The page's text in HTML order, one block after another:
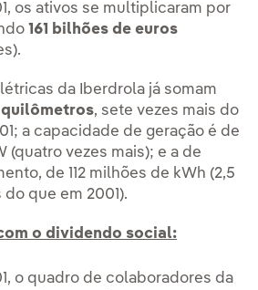
os ativos se multiplicaram por
161 bilhões de euros
da Iberdrola já somam
quilômetros, sete vezes mais do
a capacidade de geração é de
(quatro vezes mais); e a de
de 112 milhões de kWh (2,5
do que em 2001).
o dividendo social:
o quadro de colaboradores da